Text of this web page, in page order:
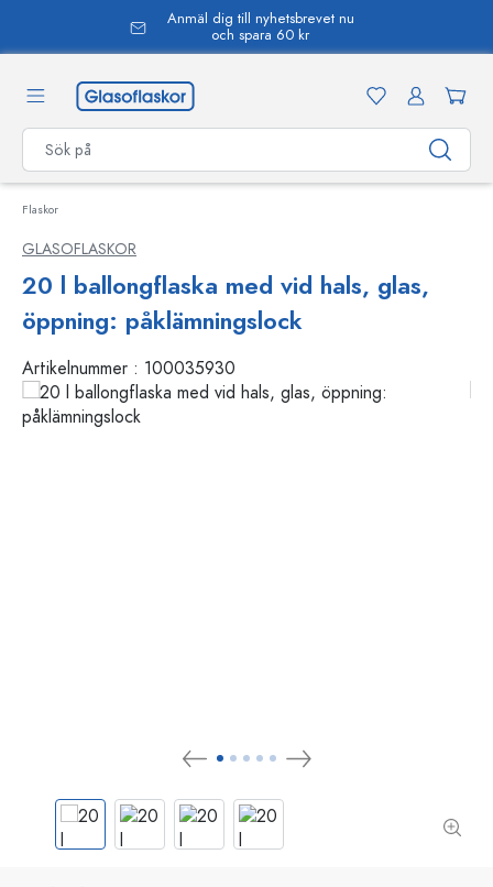
Anmäl dig till nyhetsbrevet nu
och spara 60 kr
Flaskor
GLASOFLASKOR
20 l ballongflaska med vid hals, glas,
öppning: påklämningslock
Artikelnummer : 100035930